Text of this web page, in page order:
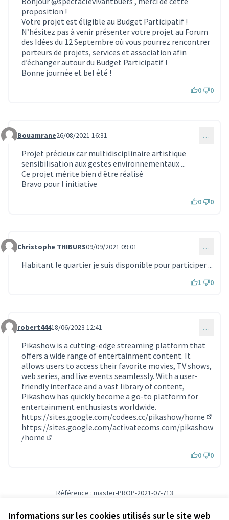
Informations sur les cookies utilisés sur le site web
proposition !
Votre projet est éligible au Budget Participatif !
N’hésitez pas à venir présenter votre projet au Forum
des Idées du 12 Septembre où vous pourrez rencontrer
porteurs de projets, services et association afin
d’échanger autour du Budget Participatif !
Bonne journée et bel été !
0 0
Commentaire 1062
Bouamrane26/08/2021 16:31 …
Projet précieux car multidisciplinaire artistique
sensibilisation aux gestes environnementaux ...
Ce projet mérite bien d être réalisé
Bravo pour l initiative
0 0
Commentaire 1102
Christophe THIBURS09/09/2021 09:01 …
Habitant le quartier je suis disponible pour participer ...
1 0
Commentaire 2696
robert44418/06/2023 12:41 …
Pikashow is a cutting-edge streaming platform that
offers a wide range of entertainment content. It
allows users to access their favorite movies, TV shows,
web series, and live events seamlessly. With a user-
friendly interface and a vast library of content,
Pikashow has quickly become a go-to platform for
entertainment enthusiasts worldwide.
https://sites.google.com/codees.cc/pikashow/home
(Lien
https://sites.google.com/activatecoms.com/pikashow
/home
0 0
Référence : master-PROP-2021-07-713